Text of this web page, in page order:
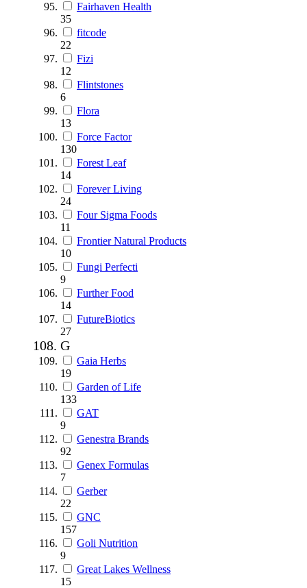
Fairhaven Health
35
fitcode
22
Fizi
12
Flintstones
6
Flora
13
Force Factor
130
Forest Leaf
14
Forever Living
24
Four Sigma Foods
11
Frontier Natural Products
10
Fungi Perfecti
9
Further Food
14
FutureBiotics
27
G
Gaia Herbs
19
Garden of Life
133
GAT
9
Genestra Brands
92
Genex Formulas
7
Gerber
22
GNC
157
Goli Nutrition
9
Great Lakes Wellness
15